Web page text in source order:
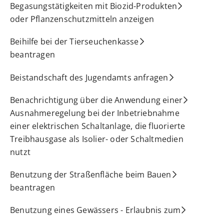
Begasungstätigkeiten mit Biozid-Produkten
oder Pflanzenschutzmitteln anzeigen
Beihilfe bei der Tierseuchenkasse
beantragen
Beistandschaft des Jugendamts anfragen
Benachrichtigung über die Anwendung einer
Ausnahmeregelung bei der Inbetriebnahme
einer elektrischen Schaltanlage, die fluorierte
Treibhausgase als Isolier- oder Schaltmedien
nutzt
Benutzung der Straßenfläche beim Bauen
beantragen
Benutzung eines Gewässers - Erlaubnis zum